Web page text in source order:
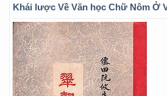
Khái lược Về Văn học Chữ Nôm Ở